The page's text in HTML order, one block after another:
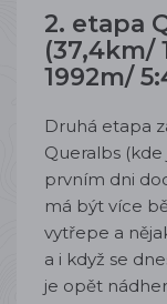
2. etapa
(37,4km/
1992m/
Druhá etapa
Queralbs
prvním dni
má být více
vytřepe a
a i když se
je opět